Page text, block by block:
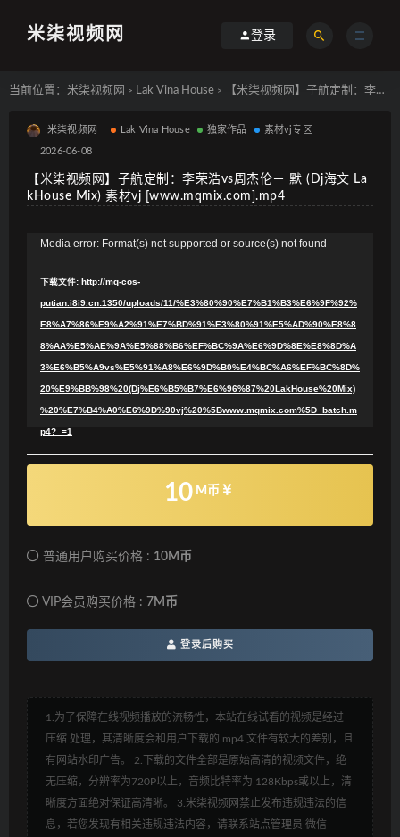
米柒视频网 登录
当前位置： 米柒视频网 > Lak Vina House > 【米柒视频网】子航定制：李荣浩vs周杰伦－ 默 (Dj海文 LakHouse Mix) 素材vj [www.mqmix.com].mp4
米柒视频网 Lak Vina House 独家作品 素材vj专区
2026-06-08
【米柒视频网】子航定制：李荣浩vs周杰伦－ 默 (Dj海文 La
kHouse Mix) 素材vj [www.mqmix.com].mp4
Media error: Format(s) not supported or source(s) not found
下载文件: http://mq-cos-
putian.i8i9.cn:1350/uploads/11/%E3%80%90%E7%B1%B3%E6%9F%92%
E8%A7%86%E9%A2%91%E7%BD%91%E3%80%91%E5%AD%90%E8%8
8%AA%E5%AE%9A%E5%88%B6%EF%BC%9A%E6%9D%8E%E8%8D%A
3%E6%B5%A9vs%E5%91%A8%E6%9D%B0%E4%BC%A6%EF%BC%8D%
20%E9%BB%98%20(Dj%E6%B5%B7%E6%96%87%20LakHouse%20Mix)
%20%E7%B4%A0%E6%9D%90vj%20%5Bwww.mqmix.com%5D_batch.m
p4?_=1
10 M币
普通用户购买价格 : 10M币
VIP会员购买价格 : 7M币
登录后购买
1.为了保障在线视频播放的流畅性，本站在线试看的视频是经过
压缩 处理，其清晰度会和用户下载的 mp4 文件有较大的差别，且
有网站水印广告。 2.下载的文件全部是原始高清的视频文件，绝
无压缩，分辨率为720P以上，音频比特率为 128Kbps或以上，清
晰度方面绝对保证高清晰。 3.米柒视频网禁止发布违规违法的信
息，若您发现有相关违规违法内容，请联系站点管理员 微信